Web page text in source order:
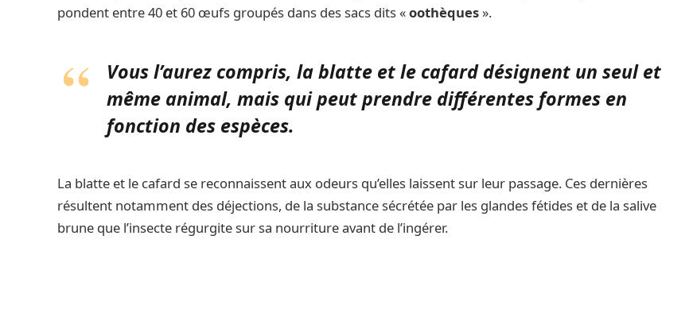
pondent entre 40 et 60 œufs groupés dans des sacs dits «oothèques».
Vous l’aurez compris, la blatte et le cafard désignent un seul et
même animal, mais qui peut prendre différentes formes en
fonction des espèces.
La blatte et le cafard se reconnaissent aux odeurs qu’elles laissent sur leur passage. Ces dernières
résultent notamment des déjections, de la substance sécrétée par les glandes fétides et de la salive
brune que l’insecte régurgite sur sa nourriture avant de l’ingérer.